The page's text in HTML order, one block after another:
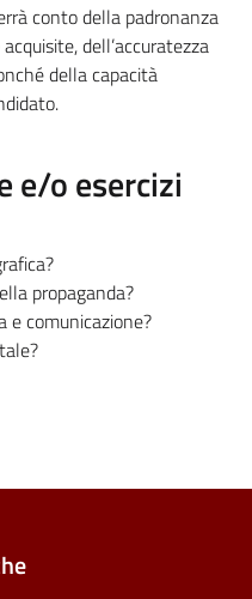
conto della padronanza
dell’accuratezza
della capacità
e/o esercizi
propaganda?
e comunicazione?